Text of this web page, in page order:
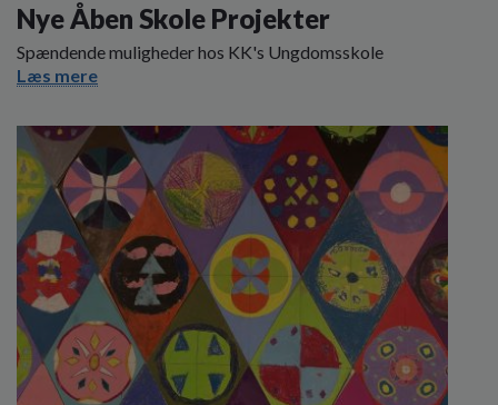
Nye Åben Skole Projekter
Spændende muligheder hos KK's Ungdomsskole
Læs mere